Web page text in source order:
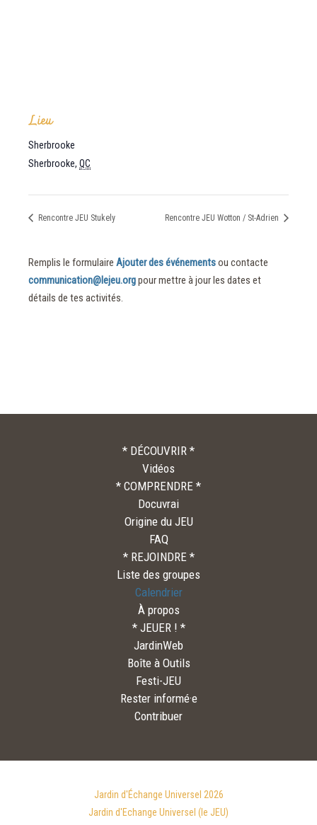
Lieu
Sherbrooke
Sherbrooke, QC
Rencontre JEU Stukely Rencontre JEU Wotton / St-Adrien
Remplis le formulaire Ajouter des événementsou contacte
communication@lejeu.orgpour mettre à jour les dates et
détails de tes activités.
* DÉCOUVRIR *
Vidéos
* COMPRENDRE *
Docuvrai
Origine du JEU
FAQ
* REJOINDRE *
Liste des groupes
Calendrier
À propos
* JEUER ! *
JardinWeb
Boîte à Outils
Festi-JEU
Rester informé·e
Contribuer
Jardin d'Échange Universel 2026
Jardin d'Echange Universel (le JEU)